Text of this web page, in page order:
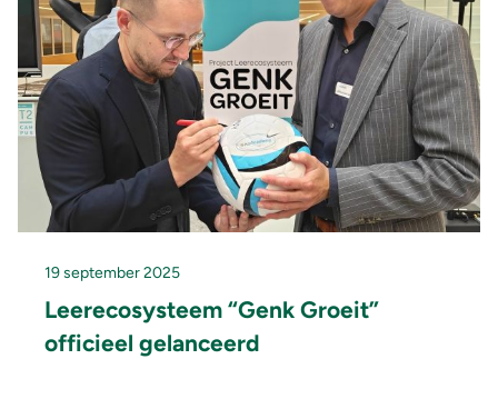
19 september 2025
Leerecosysteem “Genk Groeit”
officieel gelanceerd